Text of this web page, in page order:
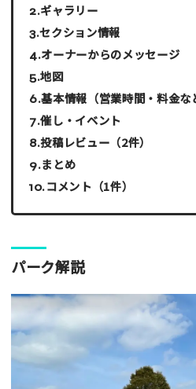
ギャラリー
セクション情報
オーナーからのメッセージ
地図
基本情報（営業時間・料金な
催し・イベント
投稿レビュー（2件）
まとめ
コメント（1件）
パーク解説